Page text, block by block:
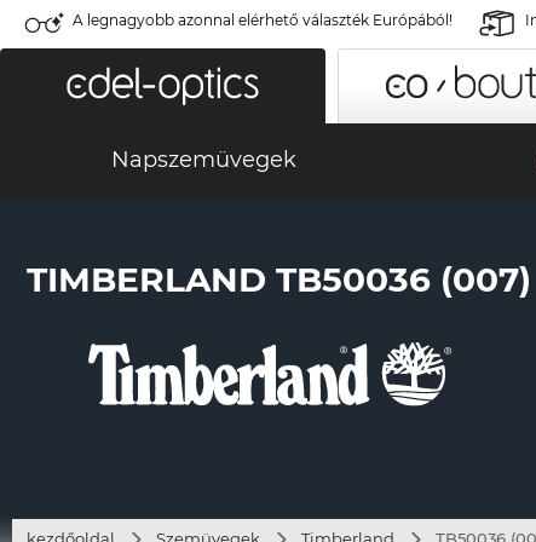
A legnagyobb azonnal elérhető választék Európából!
Napszemüvegek
TIMBERLAND TB50036 (007)